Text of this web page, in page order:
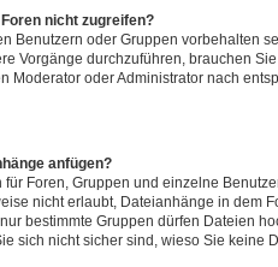
nicht zugreifen?
Benutzern oder Gruppen vorbehalten
Vorgänge durchzuführen, brauchen
Moderator oder Administrator nach
anfügen?
Foren, Gruppen und einzelne
nicht erlaubt, Dateianhänge in dem
bestimmte Gruppen dürfen Dateien
sich nicht sicher sind, wieso Sie keine